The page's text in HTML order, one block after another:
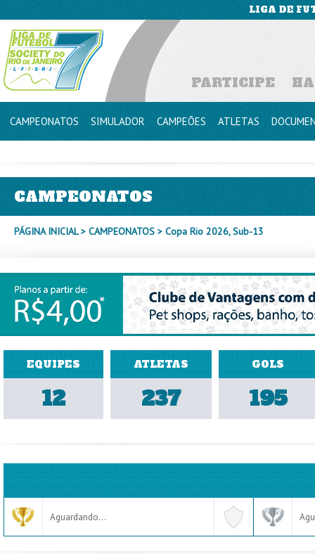
LIGA DE
PARTICIPE
CAMPEONATOS SIMULADOR CAMPEÕES ATLETAS
CAMPEONATOS
PÁGINA INICIAL> CAMPEONATOS > Copa Rio 2026, Sub-13
EQUIPES
12
ATLETAS
237
GOLS
195
Aguardando...